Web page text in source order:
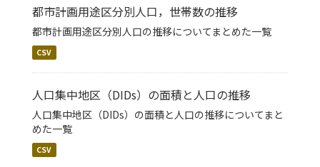
都市計画用途区分別人口，世帯数の推移
都市計画用途区分別人口の推移についてまとめた一覧
CSV
人口集中地区（DIDs）の面積と人口の推移
人口集中地区（DIDs）の面積と人口の推移についてまと
めた一覧
CSV